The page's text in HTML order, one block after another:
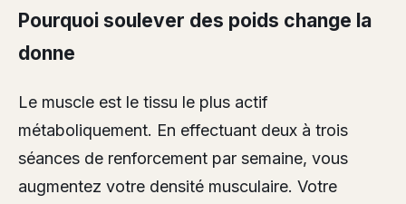
Pourquoi soulever des poids change la
donne
Le muscle est le tissu le plus actif
métaboliquement. En effectuant deux à trois
séances de renforcement par semaine, vous
augmentez votre densité musculaire. Votre